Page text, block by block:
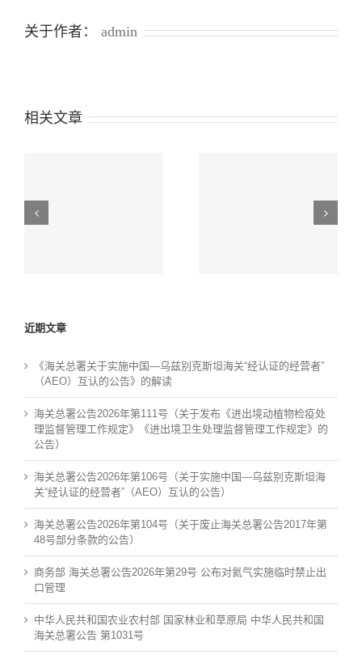
公
关于作者： admin
相关文章
2026年跨境贸易便利
近期文章
《海关总署关于实施中国—乌兹别克斯坦海关“经认证的经营者”
（AEO）互认的公告》的解读
海关总署公告2026年第111号（关于发布《进出境动植物检疫处
理监督管理工作规定》《进出境卫生处理监督管理工作规定》的
公告）
海关总署公告2026年第106号（关于实施中国—乌兹别克斯坦海
关“经认证的经营者”（AEO）互认的公告）
海关总署公告2026年第104号（关于废止海关总署公告2017年第
48号部分条款的公告）
商务部 海关总署公告2026年第29号 公布对氦气实施临时禁止出
口管理
中华人民共和国农业农村部 国家林业和草原局 中华人民共和国
海关总署公告 第1031号